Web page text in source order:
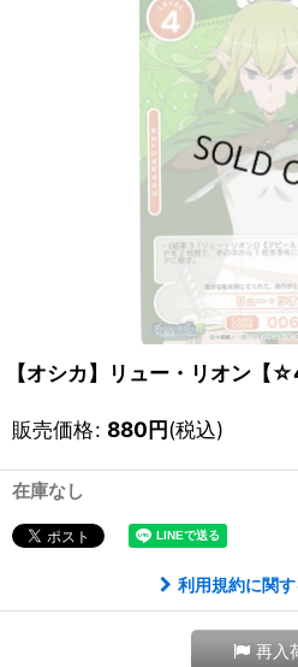
【オシカ】リュー・リオン
販売価格: 880円(税込)
在庫なし
利用規約に関
再入